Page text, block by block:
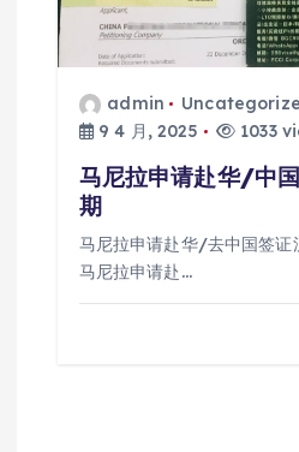
admin
9 4 月, 2025
1033
马尼拉申请赴华/中
期
马尼拉申请赴华/去中国签证
马尼拉申请赴…